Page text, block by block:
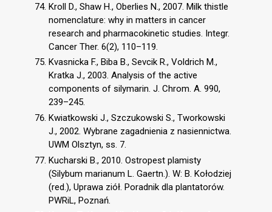
Kroll D., Shaw H., Oberlies N., 2007. Milk thistle
nomenclature: why in matters in cancer
research and pharmacokinetic studies. Integr.
Cancer Ther. 6(2), 110–119.
Kvasnicka F., Biba B., Sevcik R., Voldrich M.,
Kratka J., 2003. Analysis of the active
components of silymarin. J. Chrom. A. 990,
239–245.
Kwiatkowski J., Szczukowski S., Tworkowski
J., 2002. Wybrane zagadnienia z nasiennictwa.
UWM Olsztyn, ss. 7.
Kucharski B., 2010. Ostropest plamisty
(Silybum marianum L. Gaertn.). W: B. Kołodziej
(red.), Uprawa ziół. Poradnik dla plantatorów.
PWRiL, Poznań.